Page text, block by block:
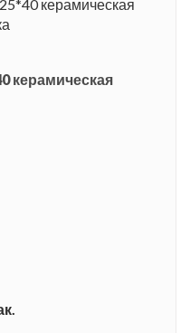
керамическая